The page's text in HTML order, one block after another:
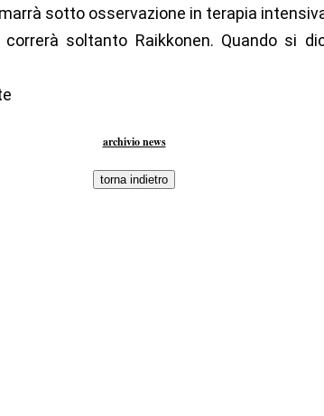
sotto osservazione in terapia
soltanto Raikkonen. Quando si
archivio news